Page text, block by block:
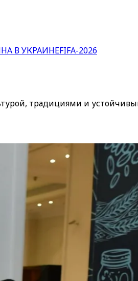
В УКРАИНЕFIFA-2026
традициями и